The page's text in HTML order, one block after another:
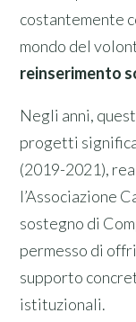
costantemente
mondo del
reinserimento
Negli anni,
progetti
(2019-2021),
l’Associazione
sostegno di
permesso di
supporto
istituzionali.